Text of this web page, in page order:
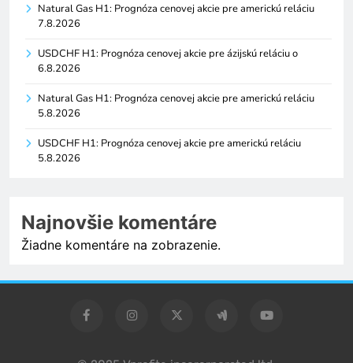
Natural Gas H1: Prognóza cenovej akcie pre americkú reláciu
7.8.2026
USDCHF H1: Prognóza cenovej akcie pre ázijskú reláciu o
6.8.2026
Natural Gas H1: Prognóza cenovej akcie pre americkú reláciu
5.8.2026
USDCHF H1: Prognóza cenovej akcie pre americkú reláciu
5.8.2026
Najnovšie komentáre
Žiadne komentáre na zobrazenie.